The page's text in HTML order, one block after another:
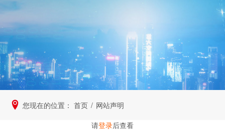
您现在的位置： 首页 / 网站声明
请登录后查看